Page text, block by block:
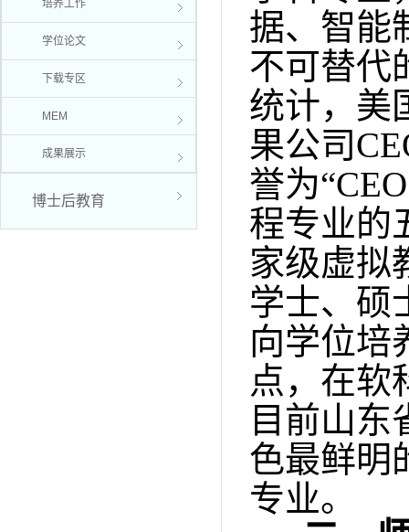
培养工作
学位论文
下载专区
MEM
成果展示
博士后教育
据、 智能
不可替代
统计，美
果公司
誉为“CEO
程专业的
家级虚拟
学士、硕
向学位培
点，在软
目前山
色最鲜明
专业。